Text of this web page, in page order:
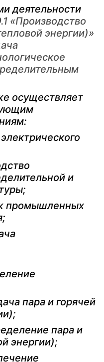
«Производство
энергии)»
осуществляет
и
промышленных
пара и горячей
пара и
энергии);